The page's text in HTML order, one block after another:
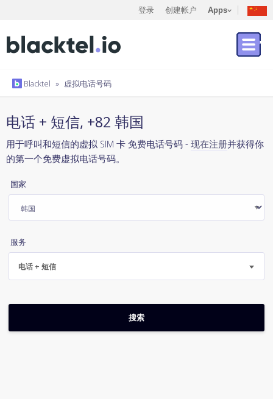
登录 创建帐户 Apps
Blacktel » 虚拟电话号码
电话 + 短信, +82 韩国
用于呼叫和短信的虚拟 SIM 卡 免费电话号码 - 现在注册并获得你
的第一个免费虚拟电话号码。
国家
服务
电话 + 短信